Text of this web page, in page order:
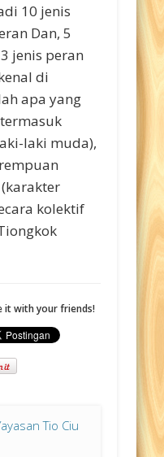
10 jenis
Dan, 5
jenis peran
di
apa yang
laki muda),
kolektif
it with your friends!
Tio Ciu